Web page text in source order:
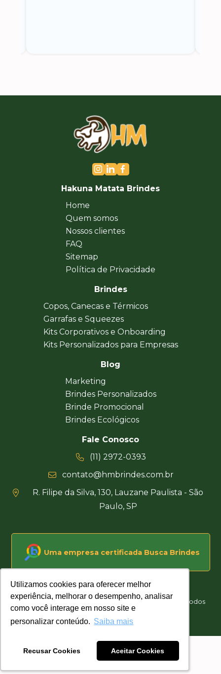
Utilizamos cookies para oferecer melhor
experiência, melhorar o desempenho, analisar
como você interage em nosso site e
personalizar conteúdo. Saiba mais
Recusar Cookies Aceitar Cookies
Utilizamos cookies para oferecer melhor
experiência, melhorar o desempenho, analisar
como você interage em nosso site e
personalizar conteúdo. Saiba mais
Recusar Cookies Aceitar Cookies
Hakuna Matata Brindes
Home
Quem somos
Nossos clientes
FAQ
Sitemap
Política de Privacidade
Brindes
Copos, Canecas e Térmicos
Garrafas e Squeezes
Kits Corporativos e Onboarding
Kits Personalizados para Empresas
Blog
Marketing
Brindes Personalizados
Brinde Promocional
Brindes Ecológicos
Fale Conosco
(11) 2972-0393
contato@hmbrindes.com.br
R. Filipe da Silva, 130, Lauzane Paulista - São
Paulo, SP
Uma empresa certificada Busca Brindes
Hakuna Matata Brindes Corporativos Personalizados © Todos
os direitos reservados
Desenvolvido por